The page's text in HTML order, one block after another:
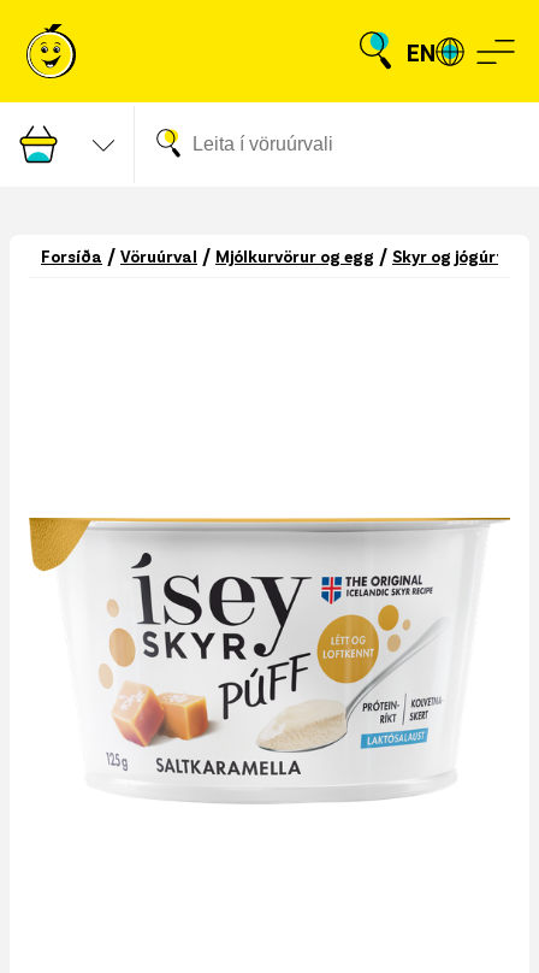
EN
Forsíða / Vöruúrval / Mjólkurvörur og egg / Skyr og jógúrt